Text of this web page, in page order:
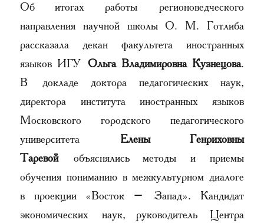
Об итогах работы регионоведческого
направления научной школы О. М. Готлиба
рассказала декан факультета иностранных
языков ИГУ Ольга Владимировна Кузнецова.
В докладе доктора педагогических наук,
директора института иностранных языков
Московского городского педагогического
университета Елены Генриховны
Таревойобъяснялись методы и приемы
обучения пониманию в межкультурном диалоге
в проекции «Восток – Запад». Кандидат
экономических наук, руководитель Центра